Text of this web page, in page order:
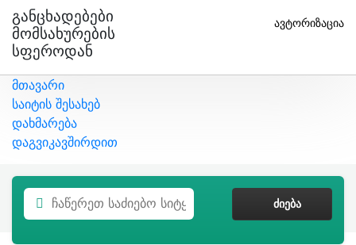
Განცხადებები
Მომსახურების
Სფეროდან
ავტორიზაცია
მთავარი
საიტის შესახებ
დახმარება
დაგვიკავშირდით
ᲫᲘᲔᲑᲐ